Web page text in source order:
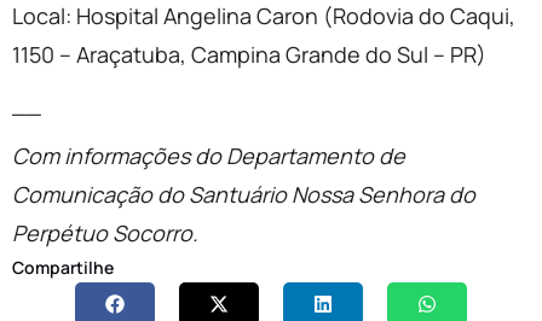
Local: Hospital Angelina Caron (Rodovia do Caqui,
1150 – Araçatuba, Campina Grande do Sul – PR)
Com informações do Departamento de
Comunicação do Santuário Nossa Senhora do
Perpétuo Socorro.
Compartilhe